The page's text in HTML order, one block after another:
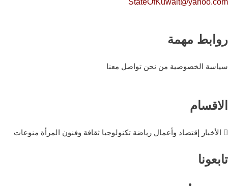
StateOfKuwait@yahoo.com
روابط مهمة
سياسة الخصوصية من نحن تواصل معنا
الاقسام
الأخبار إقتصاد وأعمال رياضة تكنولوجيا ثقافة وفنون المرأة منوعات
تابعونا